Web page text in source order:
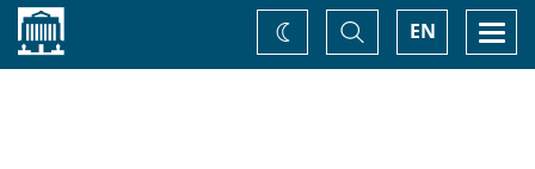
Accueil EN
Basculer
la
recherche
Changez
de